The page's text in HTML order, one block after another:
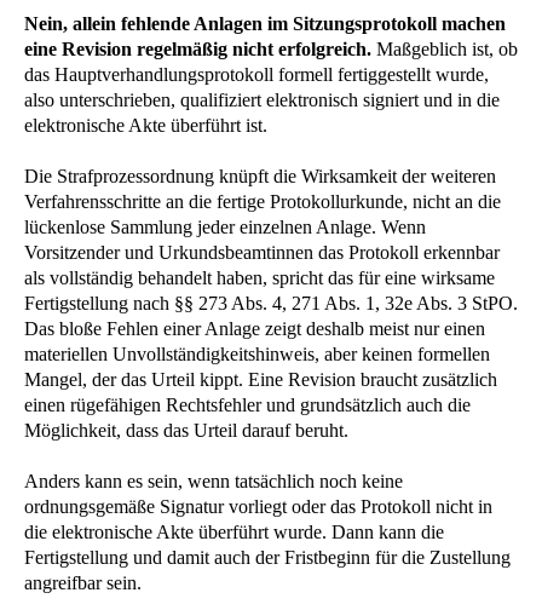
Nein, allein fehlende Anlagen im Sitzungsprotokoll machen
eine Revision regelmäßig nicht erfolgreich. Maßgeblich ist, ob
das Hauptverhandlungsprotokoll formell fertiggestellt wurde,
also unterschrieben, qualifiziert elektronisch signiert und in die
elektronische Akte überführt ist.
Die Strafprozessordnung knüpft die Wirksamkeit der weiteren
Verfahrensschritte an die fertige Protokollurkunde, nicht an die
lückenlose Sammlung jeder einzelnen Anlage. Wenn
Vorsitzender und Urkundsbeamtinnen das Protokoll erkennbar
als vollständig behandelt haben, spricht das für eine wirksame
Fertigstellung nach §§ 273 Abs. 4, 271 Abs. 1, 32e Abs. 3 StPO.
Das bloße Fehlen einer Anlage zeigt deshalb meist nur einen
materiellen Unvollständigkeitshinweis, aber keinen formellen
Mangel, der das Urteil kippt. Eine Revision braucht zusätzlich
einen rügefähigen Rechtsfehler und grundsätzlich auch die
Möglichkeit, dass das Urteil darauf beruht.
Anders kann es sein, wenn tatsächlich noch keine
ordnungsgemäße Signatur vorliegt oder das Protokoll nicht in
die elektronische Akte überführt wurde. Dann kann die
Fertigstellung und damit auch der Fristbeginn für die Zustellung
angreifbar sein.